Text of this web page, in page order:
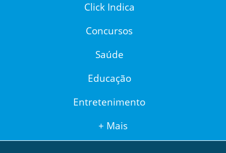
Click Indica
Concursos
Saúde
Educação
Entretenimento
+ Mais